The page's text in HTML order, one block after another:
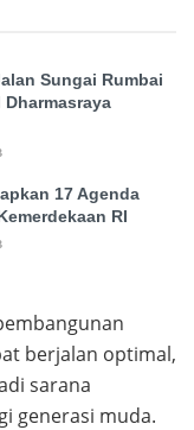
Sungai Rumbai
17 Agenda
RI
berjalan optimal,
sarana
generasi muda.